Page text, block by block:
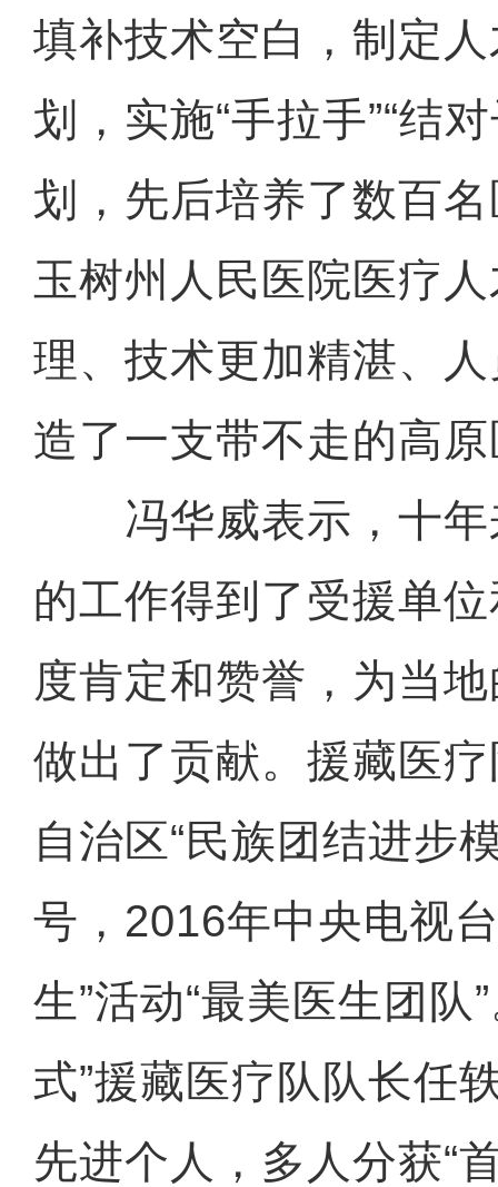
填补技术空白，制定
划，实施“手拉手”“结
划，先后培养了数百
玉树州人民医院医疗
理、技术更加精湛、
造了一支带不走的高
冯华威表示，十年
的工作得到了受援单
度肯定和赞誉，为当
做出了贡献。援藏医
自治区“民族团结进步
号，2016年中央电视
生”活动“最美医生团队
式”援藏医疗队队长任
先进个人，多人分获“